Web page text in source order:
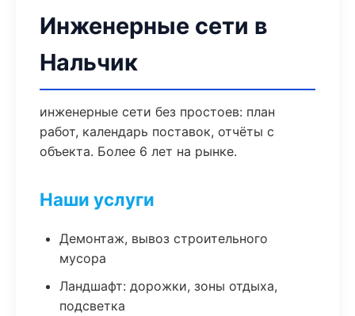
Инженерные сети в
Нальчик
инженерные сети без простоев: план
работ, календарь поставок, отчёты с
объекта. Более 6 лет на рынке.
Наши услуги
Демонтаж, вывоз строительного
мусора
Ландшафт: дорожки, зоны отдыха,
подсветка